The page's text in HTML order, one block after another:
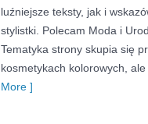
luźniejsze teksty, jak i
stylistki. Polecam Moda i
Tematyka strony skupia się
kosmetykach kolorowych,
More ]